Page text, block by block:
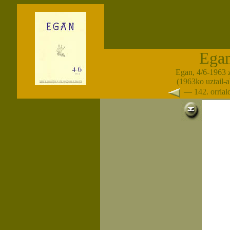
Egan, 4/6-1963
(1963ko uztail-
— 142.